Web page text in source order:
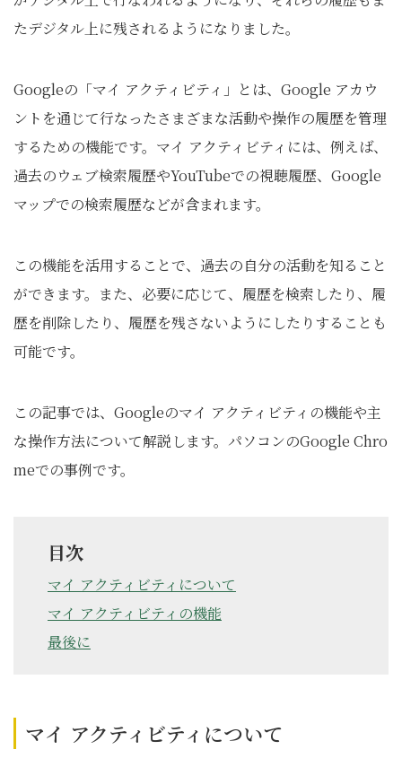
たデジタル上に残されるようになりました。
Googleの「マイ アクティビティ」とは、Google アカウ
ントを通じて行なったさまざまな活動や操作の履歴を管理
するための機能です。マイ アクティビティには、例えば、
過去のウェブ検索履歴やYouTubeでの視聴履歴、Google
マップでの検索履歴などが含まれます。
この機能を活用することで、過去の自分の活動を知ること
ができます。また、必要に応じて、履歴を検索したり、履
歴を削除したり、履歴を残さないようにしたりすることも
可能です。
この記事では、Googleのマイ アクティビティの機能や主
な操作方法について解説します。パソコンのGoogle Chro
meでの事例です。
目次
マイ アクティビティについて
マイ アクティビティの機能
最後に
マイ アクティビティについて